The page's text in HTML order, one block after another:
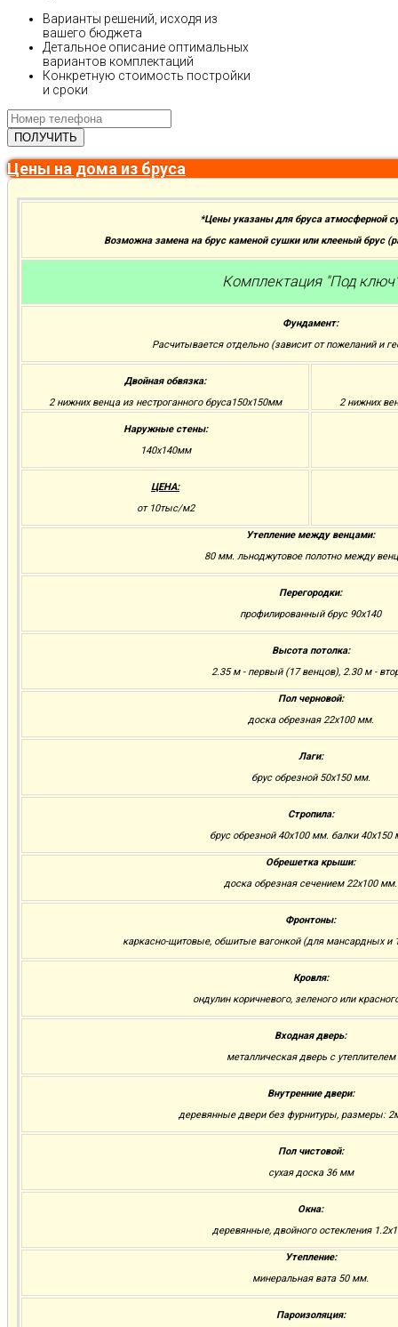
Варианты решений, исходя из
вашего бюджета
Детальное описание оптимальных
вариантов комплектаций
Конкретную стоимость постройки
и сроки
Цены на дома из бруса
*Цены указаны для бруса атмосферной
Возможна замена на брус каменой сушки или клееный брус
Комплектация "Под ключ"
Фундамент:
Расчитывается отдельно (зависит от пожеланий и
Двойная обвязка:
2 нижних венца из нестроганного бруса150х150мм
2 нижних
Наружные стены:
140х140мм
ЦЕНА:
от 10тыс/м2
Утепление между венцами:
80 мм. льноджутовое полотно между
Перегородки:
профилированный брус 90х140
Высота потолка:
2.35 м - первый (17 венцов), 2.30 м -
Пол черновой:
доска обрезная 22х100 мм.
Лаги:
брус обрезной 50х150 мм.
Стропила:
брус обрезной 40х100 мм. балки 40х150
Обрешетка крыши:
доска обрезная сечением 22х100 мм.
Фронтоны:
каркасно-щитовые, обшитые вагонкой (для мансардных и
Кровля:
ондулин коричневого, зеленого или
Входная дверь:
металлическая дверь с утеплителем
Внутренние двери:
деревянные двери без фурнитуры, размеры:
Пол чистовой:
сухая доска 36 мм
Окна:
деревянные, двойного остекления
Утепление:
минеральная вата 50 мм.
Пароизоляция: